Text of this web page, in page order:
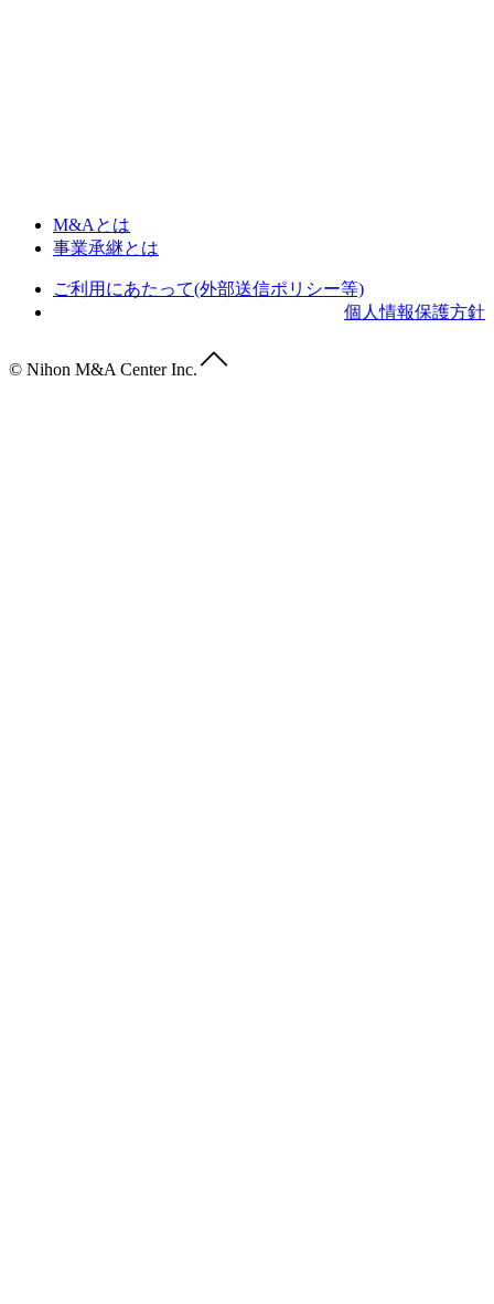
M&Aとは
事業承継とは
ご利用にあたって(外部送信ポリシー等)
個人情報保護方針
© Nihon M&A Center Inc.